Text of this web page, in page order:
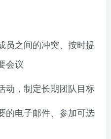
员之间的冲突、按时提
会议
动，制定长期团队目标
的电子邮件、参加可选